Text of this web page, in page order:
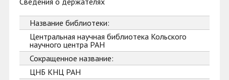
Название библиотеки:
Центральная научная библиотека Кольского
научного центра РАН
Сокращенное название:
ЦНБ КНЦ РАН